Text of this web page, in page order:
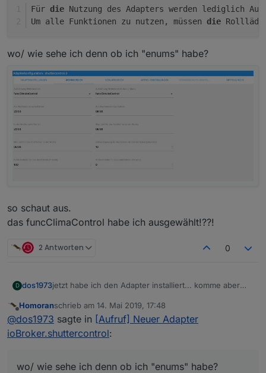
genutzt wird spart das Geld
Für die Nutzung des Adapters werden lediglich
Um alle Funktionen zu nutzen, müssen die
wo/ wie sehe ich denn ob ich "enums" habe?
so schaut aus.
das funcClimaControl habe ich ausgewählt!??!
2 Antworten 0
D dos1973jetzt habe ich den Adapter installiert... komme aber
wo wähle ich denn jetzt den Rolladen aus
ich glaube hier klemm ich?
Für die Nutzung des Adapters werden
Offline
Homoranschrieb am 14. Mai 2019, 17:48
zuletzt editiert von
@dos1973 sagte in [Aufruf] Neuer Adapter
ioBroker.shuttercontrol:
wo/ wie sehe ich denn ob ich "enums" habe?